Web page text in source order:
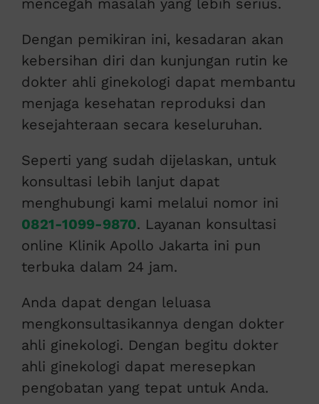
Dengan pemikiran ini, kesadaran akan
kebersihan diri dan kunjungan rutin ke
dokter ahli ginekologi dapat membantu
menjaga kesehatan reproduksi dan
kesejahteraan secara keseluruhan.
Seperti yang sudah dijelaskan, untuk
konsultasi lebih lanjut dapat
menghubungi kami melalui nomor ini
0821-1099-9870. Layanan konsultasi
online Klinik Apollo Jakarta ini pun
terbuka dalam 24 jam.
Anda dapat dengan leluasa
mengkonsultasikannya dengan dokter
ahli ginekologi. Dengan begitu dokter
ahli ginekologi dapat meresepkan
pengobatan yang tepat untuk Anda.